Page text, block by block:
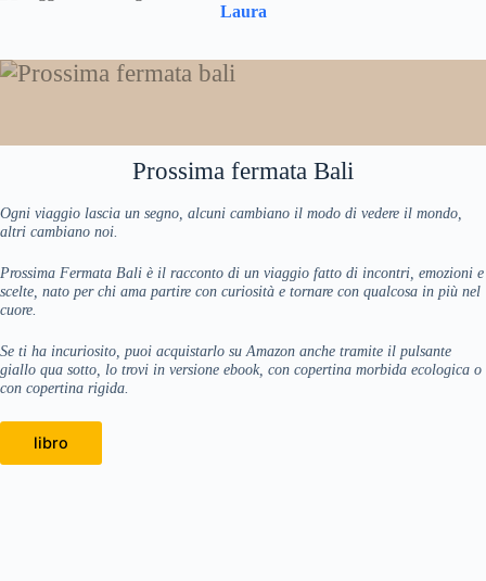
Laura
Prossima fermata Bali
Ogni viaggio lascia un segno, alcuni cambiano il modo di vedere il mondo,
altri cambiano noi.
Prossima Fermata Bali è il racconto di un viaggio fatto di incontri, emozioni e
scelte, nato per chi ama partire con curiosità e tornare con qualcosa in più nel
cuore.
Se ti ha incuriosito, puoi acquistarlo su Amazon anche tramite il pulsante
giallo qua sotto, lo trovi in versione ebook, con copertina morbida ecologica o
con copertina rigida.
libro